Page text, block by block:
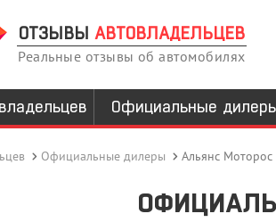
ОТЗЫВЫ АВТОВЛАДЕЛЬЦЕВ
Реальные отзывы об автомобилях
Официальные
Официальные дилеры Альянс Моторос